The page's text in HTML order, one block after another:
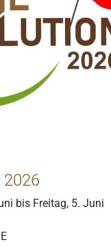
2026
bis Freitag, 5. Juni